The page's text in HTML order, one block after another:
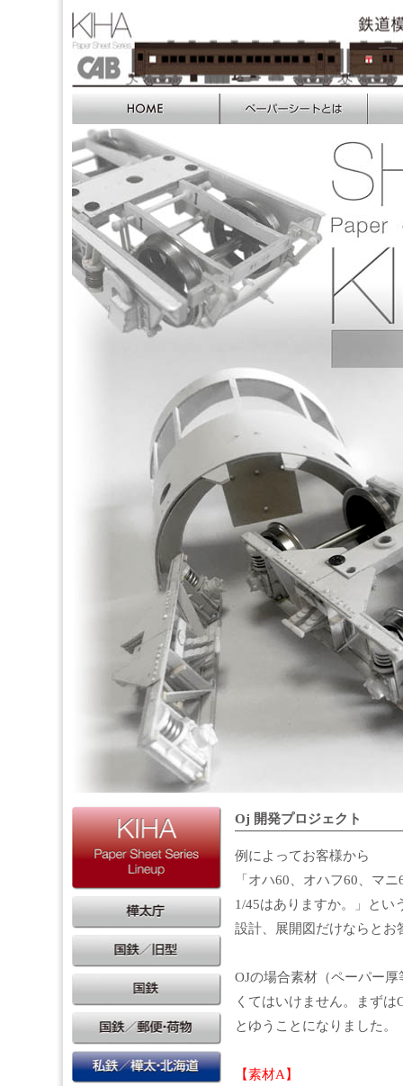
Oj 開発プロジェクト
例によってお客様から
「オハ60、オハフ60、マ
1/45はありますか。」とい
設計、展開図だけならとお
OJの場合素材（ペーパー
くてはいけません。まず
とゆうことになりました。
【素材A】